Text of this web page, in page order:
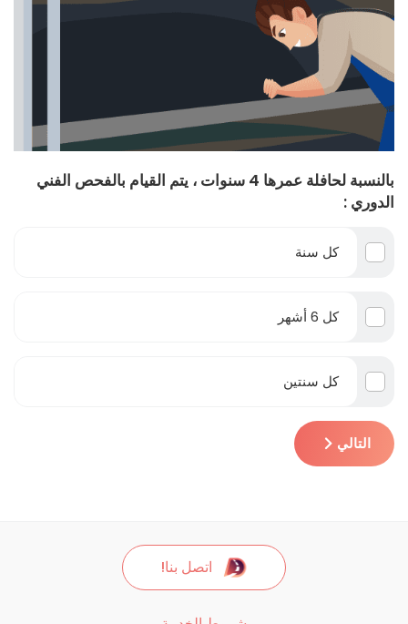
بالنسبة لحافلة عمرها 4 سنوات ، يتم القيام بالفحص الفني
الدوري :
كل سنة
كل 6 أشهر
كل سنتين
التالي
اتصل بنا!